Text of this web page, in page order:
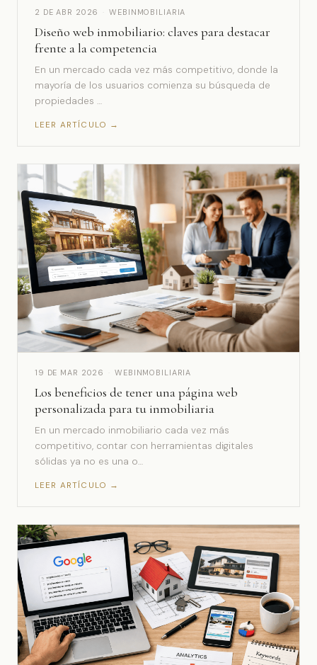
2 DE ABR 2026 WEBINMOBILIARIA
Diseño web inmobiliario: claves para destacar
frente a la competencia
En un mercado cada vez más competitivo, donde la
mayoría de los usuarios comienza su búsqueda de
propiedades …
LEER ARTÍCULO →
19 DE MAR 2026 WEBINMOBILIARIA
Los beneficios de tener una página web
personalizada para tu inmobiliaria
En un mercado inmobiliario cada vez más
competitivo, contar con herramientas digitales
sólidas ya no es una o…
LEER ARTÍCULO →